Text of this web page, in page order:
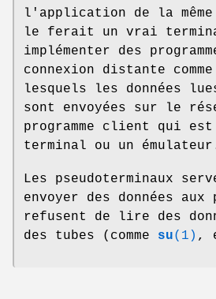
l'application de la même
le ferait un vrai
implémenter des
connexion distante comme
lesquels les données
sont envoyées sur le
programme client qui est
terminal ou un
Les pseudoterminaux
envoyer des données aux
refusent de lire des
des tubes (comme su(1) ,